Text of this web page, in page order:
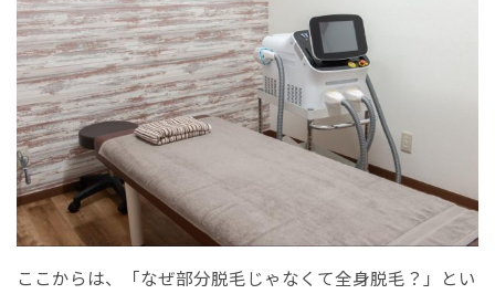
ここからは、「なぜ部分脱毛じゃなくて全身脱毛？」とい